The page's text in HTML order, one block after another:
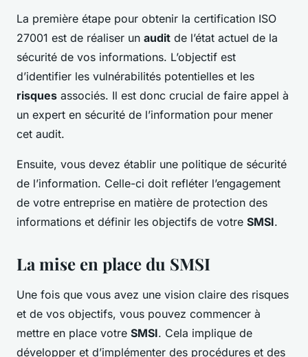
La première étape pour obtenir la certification ISO
27001 est de réaliser un audit de l’état actuel de la
sécurité de vos informations. L’objectif est
d’identifier les vulnérabilités potentielles et les
risques associés. Il est donc crucial de faire appel à
un expert en sécurité de l’information pour mener
cet audit.
Ensuite, vous devez établir une politique de sécurité
de l’information. Celle-ci doit refléter l’engagement
de votre entreprise en matière de protection des
informations et définir les objectifs de votre SMSI.
La mise en place du SMSI
Une fois que vous avez une vision claire des risques
et de vos objectifs, vous pouvez commencer à
mettre en place votre SMSI. Cela implique de
développer et d’implémenter des procédures et des